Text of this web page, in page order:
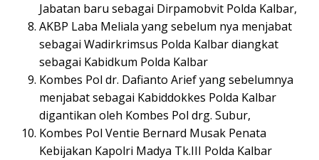
Jabatan baru sebagai Dirpamobvit Polda Kalbar,
AKBP Laba Meliala yang sebelum nya menjabat
sebagai Wadirkrimsus Polda Kalbar diangkat
sebagai Kabidkum Polda Kalbar
Kombes Pol dr. Dafianto Arief yang sebelumnya
menjabat sebagai Kabiddokkes Polda Kalbar
digantikan oleh Kombes Pol drg. Subur,
Kombes Pol Ventie Bernard Musak Penata
Kebijakan Kapolri Madya Tk.III Polda Kalbar